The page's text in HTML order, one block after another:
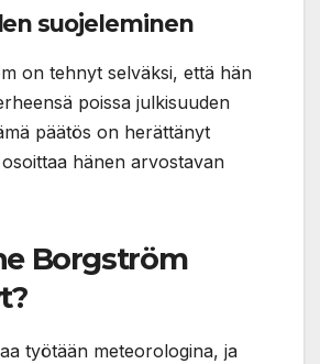
suojeleminen
on tehnyt selväksi, että hän
poissa julkisuuden
päätös on herättänyt
hänen arvostavan
Borgström
työtään meteorologina, ja